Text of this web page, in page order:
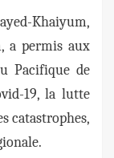
Khaiyum,
a permis aux
Pacifique de
19, la lutte
catastrophes,